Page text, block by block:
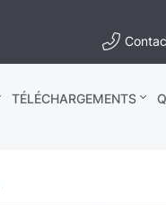
TÉLÉCHARGEMENTS